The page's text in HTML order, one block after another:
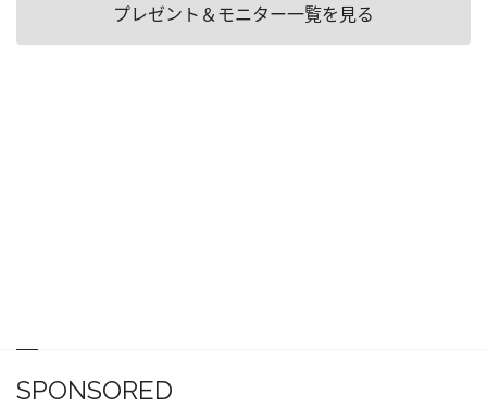
プレゼント＆モニター一覧を見る
SPONSORED